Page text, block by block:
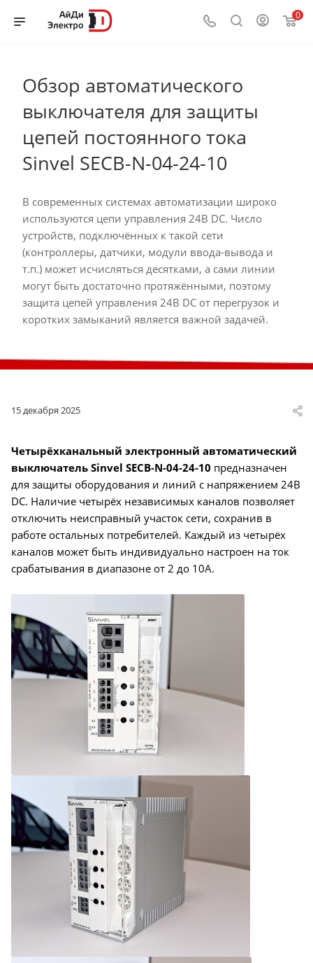
0
Обзор автоматического
выключателя для защиты
цепей постоянного тока
Sinvel SECB-N-04-24-10
В современных системах автоматизации широко
используются цепи управления 24В DC. Число
устройств, подключённых к такой сети
(контроллеры, датчики, модули ввода-вывода и
т.п.) может исчисляться десятками, а сами линии
могут быть достаточно протяжёнными, поэтому
защита цепей управления 24В DC от перегрузок и
коротких замыканий является важной задачей.
15 декабря 2025
Четырёхканальный электронный автоматический
выключатель Sinvel SECB-N-04-24-10 предназначен
для защиты оборудования и линий с напряжением 24В
DC. Наличие четырёх независимых каналов позволяет
отключить неисправный участок сети, сохранив в
работе остальных потребителей. Каждый из четырёх
каналов может быть индивидуально настроен на ток
срабатывания в диапазоне от 2 до 10А.